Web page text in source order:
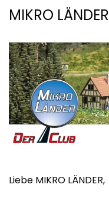
MIKRO LÄNDER
Liebe MIKRO LÄNDER,